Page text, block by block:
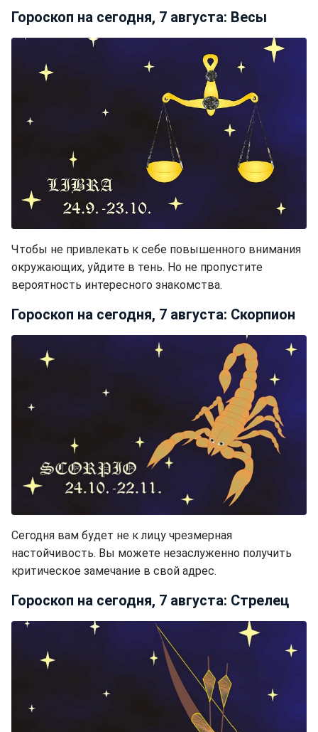
Гороскоп на сегодня, 7 августа: Весы
Чтобы не привлекать к себе повышенного внимания
окружающих, уйдите в тень. Но не пропустите
вероятность интересного знакомства.
Гороскоп на сегодня, 7 августа: Скорпион
Сегодня вам будет не к лицу чрезмерная
настойчивость. Вы можете незаслуженно получить
критическое замечание в свой адрес.
Гороскоп на сегодня, 7 августа: Стрелец